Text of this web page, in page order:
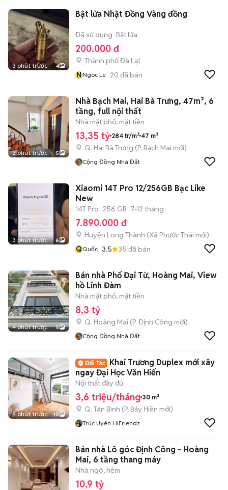
3 phút trước 4
Bật lửa Nhật Đồng Vàng đồng
Đã sử dụng Bật lửa
200.000 đ
Thành phố Đà Lạt
NNgoc Le 20 đã bán
3 phút trước 5
Nhà Bạch Mai, Hai Bà Trưng, 47m², 6
tầng, full nội thất
Nhà mặt phố, mặt tiền
13,35 tỷ 284 tr/m² 47 m²
Q. Hai Bà Trưng (P. Bạch Mai mới)
Cộng Đồng Nhà Đất
3 phút trước 6
Xiaomi 14T Pro 12/256GB Bạc Like
New
14T Pro 256 GB 7-12 tháng
7.890.000 đ
Huyện Long Thành (Xã Phước Thái mới)
QQuốc 3.5 35 đã bán
4 phút trước 5
Bán nhà Phố Đại Từ, Hoàng Mai, View
hồ Linh Đàm
Nhà mặt phố, mặt tiền
8,3 tỷ
Q. Hoàng Mai (P. Định Công mới)
Cộng Đồng Nhà Đất
4 phút trước 10
Khai Trương Duplex mới xây
ngay Đại Học Văn Hiến
Nội thất đầy đủ
3,6 triệu/tháng 30 m²
Q. Tân Bình (P. Bảy Hiền mới)
Trúc Uyên HiFriendz
Bán nhà Lô góc Định Công - Hoàng
Mai, 6 tầng thang máy
Nhà ngõ, hẻm
10,9 tỷ